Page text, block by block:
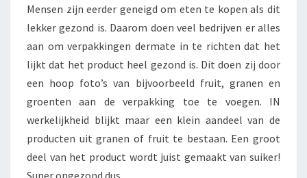
E
D
E
L
?
Mensen zijn eerder geneigd om eten te kopen als dit
lekker gezond is. Daarom doen veel bedrijven er alles
aan om verpakkingen dermate in te richten dat het
lijkt dat het product heel gezond is. Dit doen zij door
een hoop foto’s van bijvoorbeeld fruit, granen en
groenten aan de verpakking toe te voegen. IN
werkelijkheid blijkt maar een klein aandeel van de
producten uit granen of fruit te bestaan. Een groot
deel van het product wordt juist gemaakt van suiker!
Super ongezond dus.